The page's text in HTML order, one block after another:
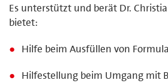
Es unterstützt und berät Dr.
bietet:
Hilfe beim Ausfüllen von
Hilfestellung beim Umgang mit